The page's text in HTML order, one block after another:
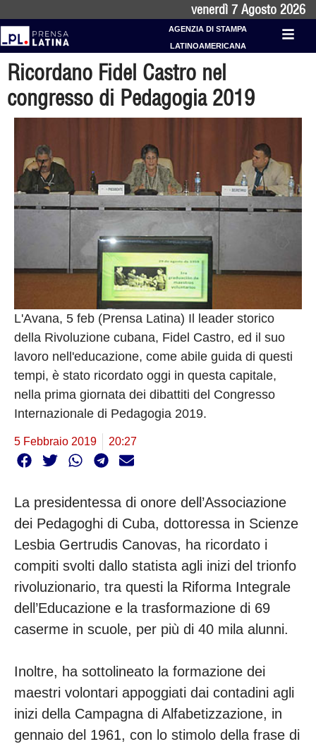
venerdì 7 Agosto 2026
AGENZIA DI STAMPA
LATINOAMERICANA
Ricordano Fidel Castro nel
congresso di Pedagogia 2019
L'Avana, 5 feb (Prensa Latina) Il leader storico
della Rivoluzione cubana, Fidel Castro, ed il suo
lavoro nell'educazione, come abile guida di questi
tempi, è stato ricordato oggi in questa capitale,
nella prima giornata dei dibattiti del Congresso
Internazionale di Pedagogia 2019.
5 Febbraio 2019 20:27
La presidentessa di onore dell’Associazione
dei Pedagoghi di Cuba, dottoressa in Scienze
Lesbia Gertrudis Canovas, ha ricordato i
compiti svolti dallo statista agli inizi del trionfo
rivoluzionario, tra questi la Riforma Integrale
dell’Educazione e la trasformazione di 69
caserme in scuole, per più di 40 mila alunni.
Inoltre, ha sottolineato la formazione dei
maestri volontari appoggiati dai contadini agli
inizi della Campagna di Alfabetizzazione, in
gennaio del 1961, con lo stimolo della frase di